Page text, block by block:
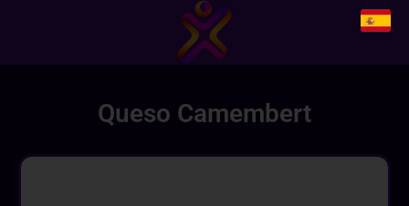
Queso Camembert